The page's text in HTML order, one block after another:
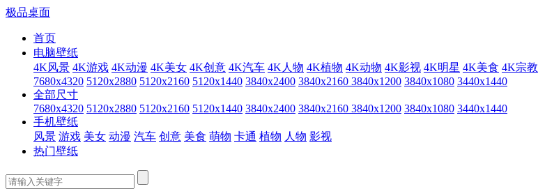
极品桌面
首页
电脑壁纸
4K风景 4K游戏 4K动漫 4K美女 4K创意 4K汽车 4K人物 4K植物 4K动物 4K影视 4K明星 4K美食 4K宗教
7680x4320 5120x2880 5120x2160 5120x1440 3840x2400 3840x2160 3840x1200 3840x1080 3440x1440
全部尺寸
7680x4320 5120x2880 5120x2160 5120x1440 3840x2400 3840x2160 3840x1200 3840x1080 3440x1440
手机壁纸
风景 游戏 美女 动漫 汽车 创意 美食 萌物 卡通 植物 人物 影视
热门壁纸